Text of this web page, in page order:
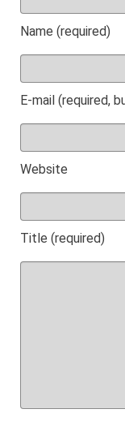
Name (required)
E-mail (required,
Website
Title (required)